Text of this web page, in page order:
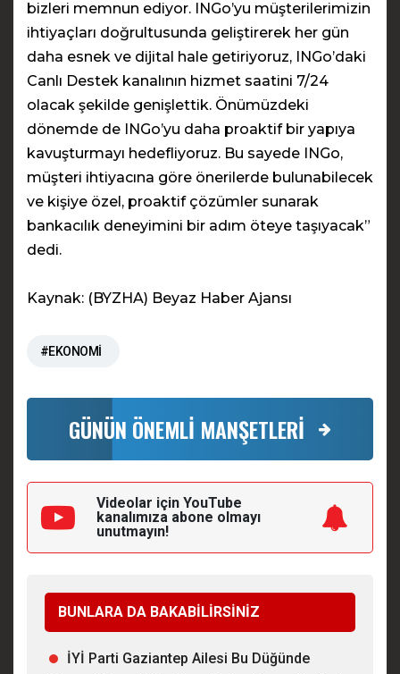
bizleri memnun ediyor. INGo’yu müşterilerimizin
ihtiyaçları doğrultusunda geliştirerek her gün
daha esnek ve dijital hale getiriyoruz, INGo’daki
Canlı Destek kanalının hizmet saatini 7/24
olacak şekilde genişlettik. Önümüzdeki
dönemde de INGo’yu daha proaktif bir yapıya
kavuşturmayı hedefliyoruz. Bu sayede INGo,
müşteri ihtiyacına göre önerilerde bulunabilecek
ve kişiye özel, proaktif çözümler sunarak
bankacılık deneyimini bir adım öteye taşıyacak”
dedi.
Kaynak: (BYZHA) Beyaz Haber Ajansı
#EKONOMİ
GÜNÜN ÖNEMLİ MANŞETLERİ
Videolar için YouTube
kanalımıza abone olmayı
unutmayın!
BUNLARA DA BAKABİLİRSİNİZ
İYİ Parti Gaziantep Ailesi Bu Düğünde